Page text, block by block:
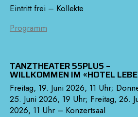
Eintritt frei – Kollekte
Programm
TANZTHEATER 55PLUS –
WILLKOMMEN IM «HOTEL
Freitag, 19. Juni 2026, 11 Uhr;
25. Juni 2026, 19 Uhr; Freitag, 26.
2026, 11 Uhr – Konzertsaal